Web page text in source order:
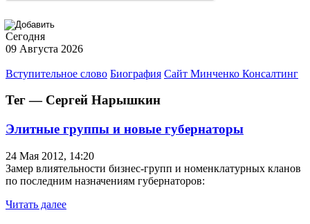
Сегодня
09 Августа 2026
Вступительное слово Биография Сайт Минченко Консалтинг
Тег — Сергей Нарышкин
Элитные группы и новые губернаторы
24 Мая 2012, 14:20
Замер влиятельности бизнес-групп и номенклатурных кланов
по последним назначениям губернаторов:
Читать далее